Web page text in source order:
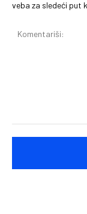
veba za sledeći put